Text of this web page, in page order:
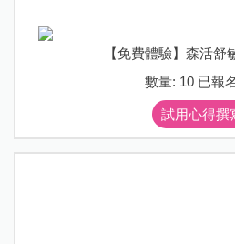
【免費體驗】森活舒
數量: 10 已報
試用心得撰